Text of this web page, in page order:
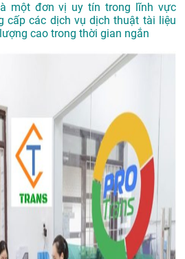
một đơn vị uy tín trong lĩnh vực
cấp các dịch vụ dịch thuật tài liệu
cao trong thời gian ngắn